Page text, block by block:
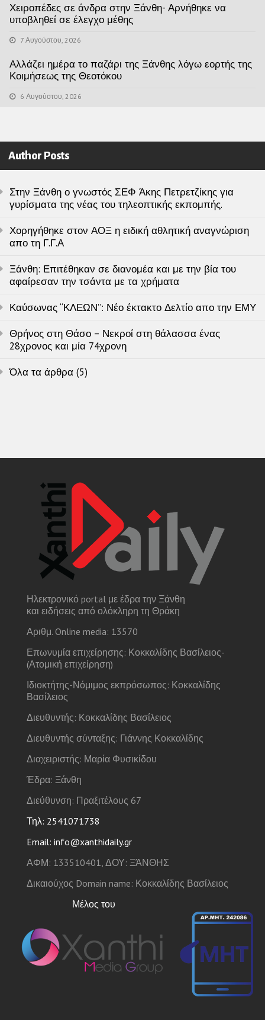
Χειροπέδες σε άνδρα στην Ξάνθη- Αρνήθηκε να
υποβληθεί σε έλεγχο μέθης
7 Αυγούστου, 2026
Αλλάζει ημέρα το παζάρι της Ξάνθης λόγω εορτής της
Κοιμήσεως της Θεοτόκου
6 Αυγούστου, 2026
Author Posts
Στην Ξάνθη ο γνωστός ΣΕΦ Άκης Πετρετζίκης για
γυρίσματα της νέας του τηλεοπτικής εκπομπής.
Χορηγήθηκε στον ΑΟΞ η ειδική αθλητική αναγνώριση
απο τη Γ.Γ.Α
Ξάνθη: Επιτέθηκαν σε διανομέα και με την βία του
αφαίρεσαν την τσάντα με τα χρήματα
Καύσωνας “ΚΛΕΩΝ”: Νέο έκτακτο Δελτίο απο την ΕΜΥ
Θρήνος στη Θάσο – Νεκροί στη θάλασσα ένας
28χρονος και μία 74χρονη
Όλα τα άρθρα (5)
Ηλεκτρονικό portal με έδρα την Ξάνθη
και ειδήσεις από ολόκληρη τη Θράκη
Αριθμ. Online media: 13570
Επωνυμία επιχείρησης: Κοκκαλίδης Βασίλειος-
(Ατομική επιχείρηση)
Ιδιοκτήτης-Νόμιμος εκπρόσωπος: Κοκκαλίδης
Βασίλειος
Διευθυντής: Κοκκαλίδης Βασίλειος
Διευθυντής σύνταξης: Γιάννης Κοκκαλίδης
Διαχειριστής: Μαρία Φυσικίδου
Έδρα: Ξάνθη
Διεύθυνση: Πραξιτέλους 67
Τηλ: 2541071738
Email: info@xanthidaily.gr
ΑΦΜ: 133510401, ΔΟΥ: ΞΆΝΘΗΣ
Δικαιούχος Domain name: Κοκκαλίδης Βασίλειος
Μέλος του